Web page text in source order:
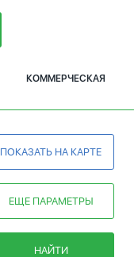
КОММЕРЧЕСКАЯ
ПОКАЗАТЬ НА КАРТЕ
ЕЩЕ ПАРАМЕТРЫ
НАЙТИ